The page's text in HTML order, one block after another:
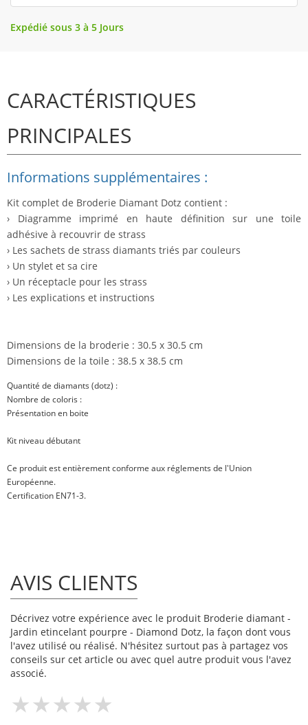
Expédié sous 3 à 5 Jours
CARACTÉRISTIQUES
PRINCIPALES
Informations supplémentaires :
Kit complet de Broderie Diamant Dotz contient :
› Diagramme imprimé en haute définition sur une toile
adhésive à recouvrir de strass
› Les sachets de strass diamants triés par couleurs
› Un stylet et sa cire
› Un réceptacle pour les strass
› Les explications et instructions
Dimensions de la broderie : 30.5 x 30.5 cm
Dimensions de la toile : 38.5 x 38.5 cm
Quantité de diamants (dotz) :
Nombre de coloris :
Présentation en boite
Kit niveaudébutant
Ce produit est entièrement conforme aux réglements de l'Union
Européenne.
Certification EN71-3.
AVIS CLIENTS
Décrivez votre expérience avec le produit Broderie diamant -
Jardin etincelant pourpre - Diamond Dotz, la façon dont vous
l'avez utilisé ou réalisé. N'hésitez surtout pas à partagez vos
conseils sur cet article ou avec quel autre produit vous l'avez
associé.